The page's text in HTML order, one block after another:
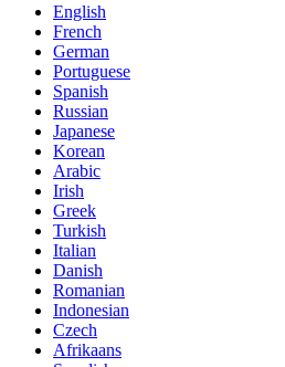
English
French
German
Portuguese
Spanish
Russian
Japanese
Korean
Arabic
Irish
Greek
Turkish
Italian
Danish
Romanian
Indonesian
Czech
Afrikaans